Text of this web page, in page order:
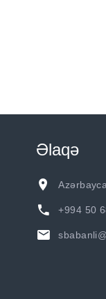
Əlaqə
+994 50